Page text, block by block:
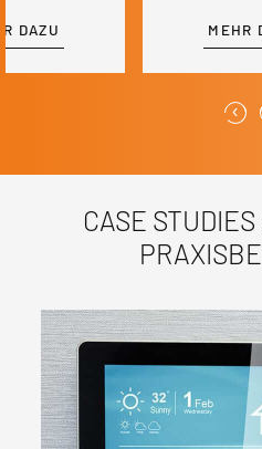
DAZU MEHR
‹
CASE